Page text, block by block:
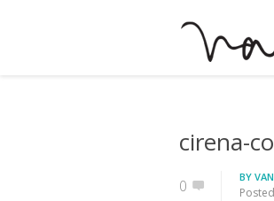
cirena-
0 BY